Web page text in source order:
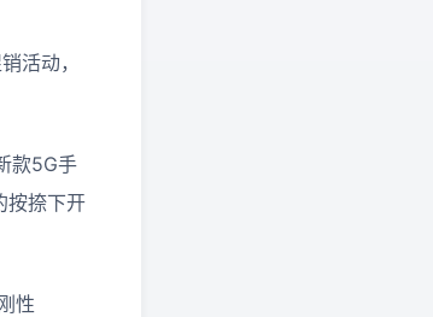
活动，
款5G手
按捺下开
性